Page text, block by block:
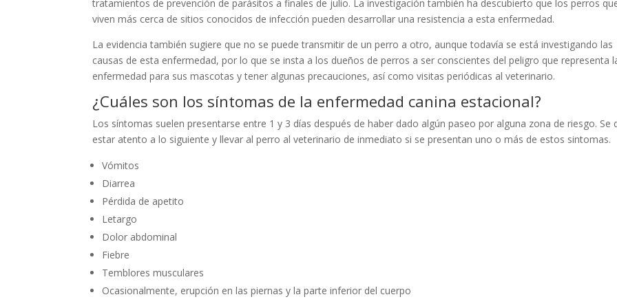
tratamientos de prevención de parásitos a finales de julio. La investigación también ha descubierto que los perros
viven más cerca de sitios conocidos de infección pueden desarrollar una resistencia a esta enfermedad.
La evidencia también sugiere que no se puede transmitir de un perro a otro, aunque todavía se está investigando las
causas de esta enfermedad, por lo que se insta a los dueños de perros a ser conscientes del peligro que representa
enfermedad para sus mascotas y tener algunas precauciones, así como visitas periódicas al veterinario.
¿Cuáles son los síntomas de la enfermedad canina estacional?
Los síntomas suelen presentarse entre 1 y 3 días después de haber dado algún paseo por alguna zona de riesgo. Se
estar atento a lo siguiente y llevar al perro al veterinario de inmediato si se presentan uno o más de estos sintomas.
Vómitos
Diarrea
Pérdida de apetito
Letargo
Dolor abdominal
Fiebre
Temblores musculares
Ocasionalmente, erupción en las piernas y la parte inferior del cuerpo